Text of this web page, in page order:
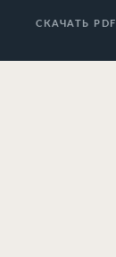
СКАЧАТЬ PDF